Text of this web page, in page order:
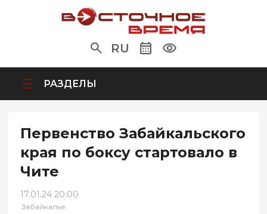
RU
РАЗДЕЛЫ
Первенство Забайкальского
края по боксу стартовало в
Чите
17.01.24 20:00
Забайкалье